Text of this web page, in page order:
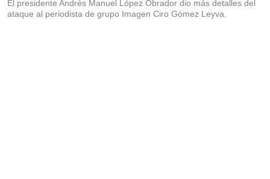
El presidente Andrés Manuel López Obrador dio más detalles del
ataque al periodista de grupo Imagen Ciro Gómez Leyva.